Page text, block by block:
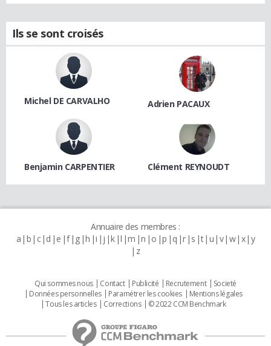
Ils se sont croisés
Michel DE CARVALHO Adrien PACAUX
Benjamin CARPENTIER Clément REYNOUDT
Annuaire des membres :
a b c d e f g h i j k l m n o p q r s t u v w x y
z
Qui sommes nous Contact Publicité Recrutement
Societé
Données personnelles
Paramétrer les cookies
Mentions légales
Tous les articles
Corrections © 2022 CCM Benchmark